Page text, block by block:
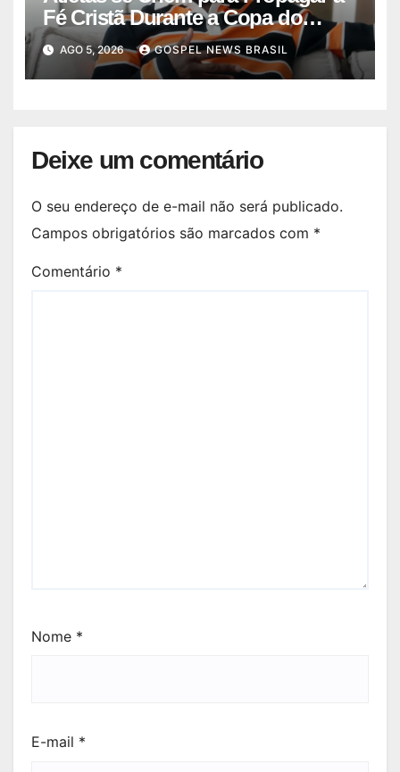
Fé Cristã Durante a Copa do
Mundo
AGO 5, 2026 GOSPEL NEWS BRASIL
Deixe um comentário
O seu endereço de e-mail não será publicado.
Campos obrigatórios são marcados com *
Comentário *
Nome *
E-mail *